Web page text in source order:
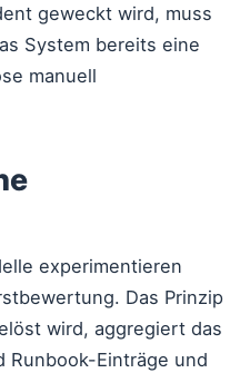
geweckt wird, muss
System bereits eine
manuell
experimentieren
Das Prinzip
wird, aggregiert das
Runbook-Einträge und